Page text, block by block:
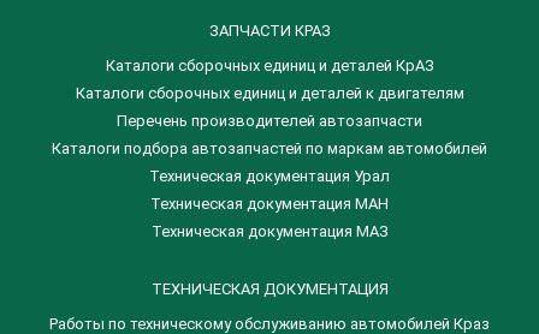
ЗАПЧАСТИ КРАЗ
Каталоги сборочных единиц и деталей КрАЗ
​Каталоги сборочных единиц и деталей к двигателям
Перечень производителей автозапчасти
Каталоги подбора автозапчастей по маркам автомобилей
Техническая документация Урал
Техническая документация МАН
Техническая документация МАЗ
ТЕХНИЧЕСКАЯ ДОКУМЕНТАЦИЯ
Работы по техническому обслуживанию автомобилей Краз